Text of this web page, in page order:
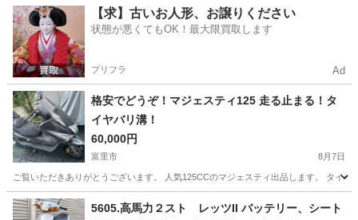
千葉 柏市 バイク ヘルメット
【求】古いお人形、お譲りください
状態が悪くてもOK！最大限買取します
プリフラ Ad
格安でどうぞ！マジェスティ125 走る止まる！タ
イヤバリ溝！
60,000円
富里市 8月7日
ご覧いただきありがとうございます。 人気125CCのマジェスティ出品します。 タイ
千葉 富里市 ヤマハ 格安
5605.高馬力２スト レッツII バッテリー、シート